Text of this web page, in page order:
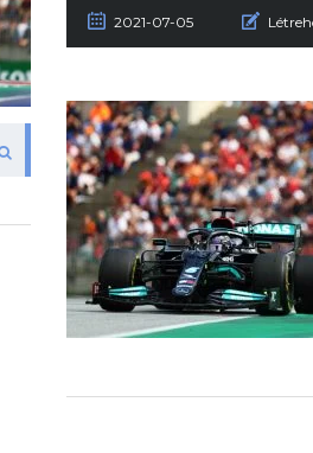
2021-07-05